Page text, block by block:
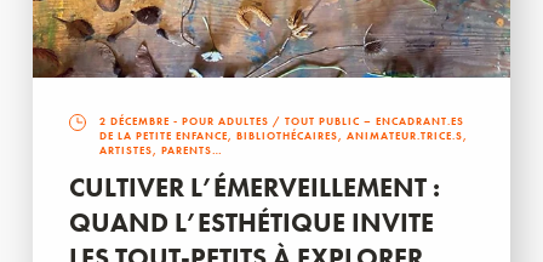
2 DÉCEMBRE - POUR ADULTES / TOUT PUBLIC – ENCADRANT.ES
DE LA PETITE ENFANCE, BIBLIOTHÉCAIRES, ANIMATEUR.TRICE.S,
ARTISTES, PARENTS…
CULTIVER L’ÉMERVEILLEMENT :
QUAND L’ESTHÉTIQUE INVITE